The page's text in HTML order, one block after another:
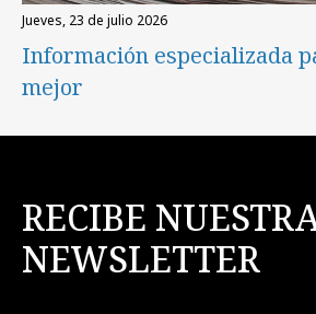
jueves, 23 de julio 2026
Información especializada
mejor
RECIBE
NEWSLETTER